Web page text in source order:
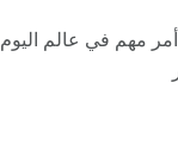
أمر مهم في عالم